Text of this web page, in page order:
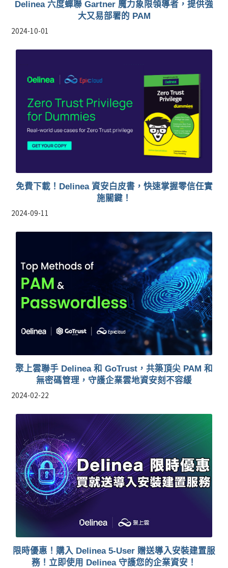
Delinea 六度蟬聯 Gartner 魔力象限領導者，提供強
大又易部署的 PAM
2024-10-01
免費下載！Delinea 資安白皮書，快速掌握零信任實
施關鍵！
2024-09-11
聚上雲聯手 Delinea 和 GoTrust，共築頂尖 PAM 和
無密碼管理，守護企業雲地資安刻不容緩
2024-02-22
限時優惠！購入 Delinea 5-User 贈送導入安裝建置服
務！立即使用 Delinea 守護您的企業資安！